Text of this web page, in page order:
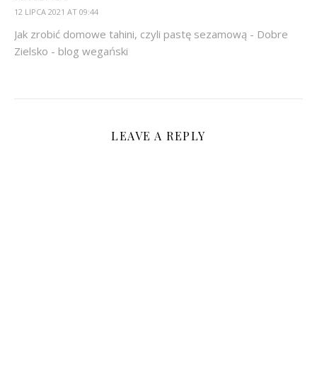
12 LIPCA 2021 AT 09:44
Jak zrobić domowe tahini, czyli pastę sezamową - Dobre
Zielsko - blog wegański
LEAVE A REPLY